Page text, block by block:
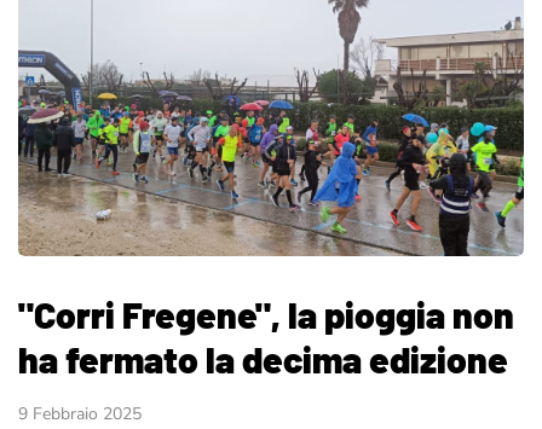
"Corri Fregene", la pioggia non
ha fermato la decima edizione
9 Febbraio 2025